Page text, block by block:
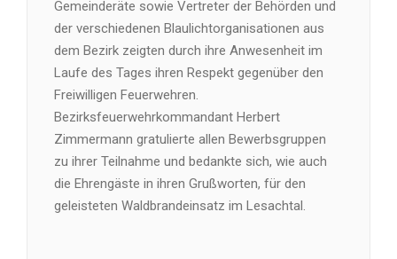
Gemeinderäte sowie Vertreter der Behörden und
der verschiedenen Blaulichtorganisationen aus
dem Bezirk zeigten durch ihre Anwesenheit im
Laufe des Tages ihren Respekt gegenüber den
Freiwilligen Feuerwehren.
Bezirksfeuerwehrkommandant Herbert
Zimmermann gratulierte allen Bewerbsgruppen
zu ihrer Teilnahme und bedankte sich, wie auch
die Ehrengäste in ihren Grußworten, für den
geleisteten Waldbrandeinsatz im Lesachtal.